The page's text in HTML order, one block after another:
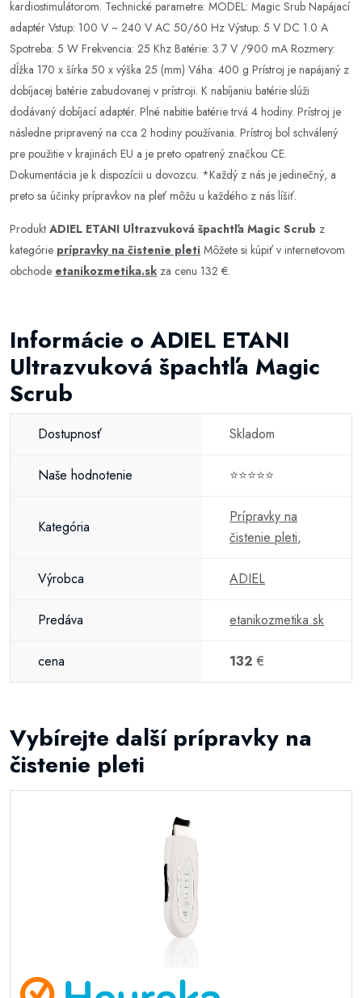
kardiostimulátorom. Technické parametre: MODEL: Magic Srub Napájací
adaptér Vstup: 100 V ~ 240 V AC 50/60 Hz Výstup: 5 V DC 1.0 A
Spotreba: 5 W Frekvencia: 25 Khz Batérie: 3.7 V /900 mA Rozmery:
dĺžka 170 x šírka 50 x výška 25 (mm) Váha: 400 g Prístroj je napájaný z
dobíjacej batérie zabudovanej v prístroji. K nabíjaniu batérie slúži
dodávaný dobíjací adaptér. Plné nabitie batérie trvá 4 hodiny. Prístroj je
následne pripravený na cca 2 hodiny používania. Prístroj bol schválený
pre použitie v krajinách EU a je preto opatrený značkou CE.
Dokumentácia je k dispozícii u dovozcu. *Každý z nás je jedinečný, a
preto sa účinky prípravkov na pleť môžu u každého z nás líšiť.
Produkt ADIEL ETANI Ultrazvuková špachtľa Magic Scrub z
kategórie prípravky na čistenie pleti Môžete si kúpiť v internetovom
obchode etanikozmetika.sk za cenu 132 €.
Informácie o ADIEL ETANI
Ultrazvuková špachtľa Magic
Scrub
Dostupnosť Skladom
Naše hodnotenie ⭐⭐⭐⭐⭐
Kategória
Prípravky na
čistenie pleti,
Výrobca ADIEL
Predáva etanikozmetika.sk
cena 132 €
Vybírejte další prípravky na
čistenie pleti